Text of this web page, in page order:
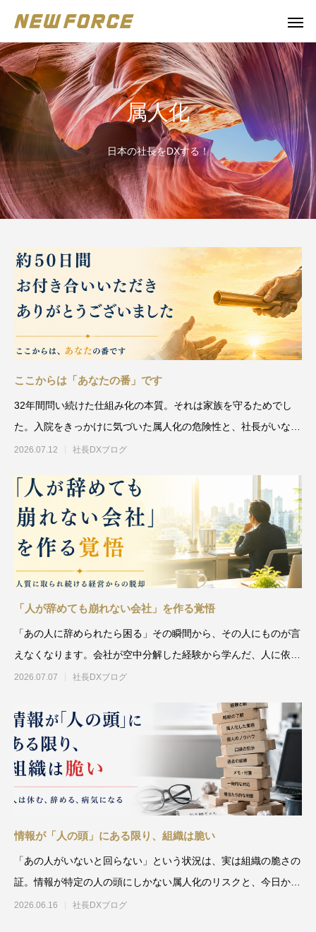
WEBコンテンツ
WEBマーケティング戦略立案
補助金
補助金の取得
属人化
日本の社長をDXする！
ここからは「あなたの番」です
32年間問い続けた仕組み化の本質。それは家族を守るためでし
た。入院をきっかけに気づいた属人化の危険性と、社長がいなく
ても回る会社の本当の意味
2026.07.12 社長DXブログ
「人が辞めても崩れない会社」を作る覚悟
「あの人に辞められたら困る」その瞬間から、その人にものが言
えなくなります。会社が空中分解した経験から学んだ、人に依存
しない仕組み化の本当の意
2026.07.07 社長DXブログ
情報が「人の頭」にある限り、組織は脆い
「あの人がいないと回らない」という状況は、実は組織の脆さの
証。情報が特定の人の頭にしかない属人化のリスクと、今日から
始められる仕組み化の具体
2026.06.16 社長DXブログ